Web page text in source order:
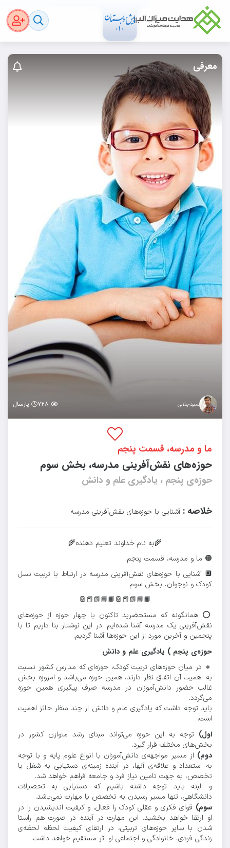
معرفی
سیدجلالی ۷۲۸ پارسال
ما و مدرسه، قسمت پنجم
حوزه‌های نقش‌آفرینی مدرسه، بخش سوم
حوزه‌ی پنجم ، یادگیری علم و دانش
خلاصه :آشنایی با حوزه‌های نقش‌آفرینی مدرسه
🌾به نام خداوند تعلیم دهنده🌾
🟠 ما و مدرسه، قسمت پنجم
🔲 آشنایی با حوزه‌های نقش‌آفرینی مدرسه در ارتباط با تربیت نسل
کودک و نوجوان، بخش سوم
📙📘📗📕📔📙📘📗📕📔
⭕️ همانگونه که مستحضرید تاکنون با چهار حوزه از حوزه‌های
نقش‌آفرینی یک مدرسه آشنا شده‌ایم. در این نوشتار بنا داریم تا با
پنجمین و آخرین مورد از این حوزه‌ها آشنا گردیم.
حوزه‌ی پنجم ) یادگیری علم و دانش
🔸️ در میان حوزه‌های تربیت کودک، حوزه‌ای که مدارس کشور نسبت
به اهمیت آن اتفاق نظر دارند، همین حوزه می‌باشد و امروزه بخش
غالب حضور دانش‌آموزان در مدرسه صرف پیگیری همین حوزه
می‌گردد.
باید توجه داشت که یادگیری علم و دانش از چند منظر حائز اهمیت
است.
اول) توجه به این حوزه می‌تواند مبنای رشد متوازن کشور در
بخش‌های مختلف قرار گیرد.
دوم) از مسیر مواجهه‌ی دانش‌آموزان با انواع علوم پایه و با توجه
به استعداد و علاقه‌ی آنها، در آینده زمینه‌ی دستیابی به شغل یا
تخصص، به جهت تامین نیاز فرد و جامعه فراهم خواهد شد.
و البته باید توجه داشته باشیم که دستیابی به تحصیلات
دانشگاهی، تنها مسیر رسیدن به تخصص یا مهارت نمی‌باشد.
سوم) قوای فکری و عقلی کودک را فعال، و کیفیت اندیشیدن را در
او ارتقا خواهد بخشید. این مهارت در آینده در صورت هم راستا
شدن با سایر حوزه‌های تربیتی، در ارتقای کیفیت لحظه لحظه‌ی
زندگی فردی، خانوادگی و اجتماعی او اثر مستقیم خواهد داشت.